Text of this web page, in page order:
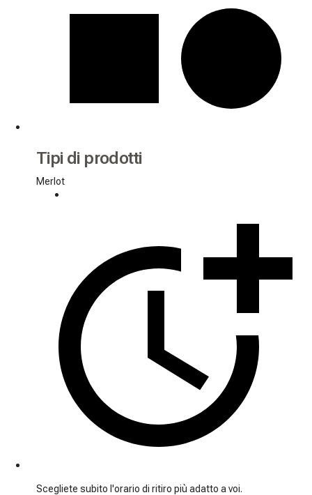
Tipi di prodotti
Merlot
Scegliete subito l'orario di ritiro più adatto a voi.